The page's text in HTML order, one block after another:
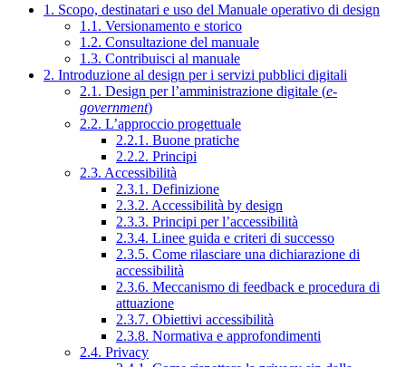
1. Scopo, destinatari e uso del Manuale operativo di design
1.1. Versionamento e storico
1.2. Consultazione del manuale
1.3. Contribuisci al manuale
2. Introduzione al design per i servizi pubblici digitali
2.1. Design per l’amministrazione digitale (e-
government)
2.2. L’approccio progettuale
2.2.1. Buone pratiche
2.2.2. Principi
2.3. Accessibilità
2.3.1. Definizione
2.3.2. Accessibilità by design
2.3.3. Principi per l’accessibilità
2.3.4. Linee guida e criteri di successo
2.3.5. Come rilasciare una dichiarazione di
accessibilità
2.3.6. Meccanismo di feedback e procedura di
attuazione
2.3.7. Obiettivi accessibilità
2.3.8. Normativa e approfondimenti
2.4. Privacy